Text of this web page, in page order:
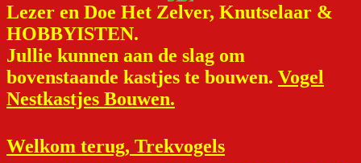
Lezer en Doe Het Zelver, Knutselaar &
HOBBYISTEN.
Jullie kunnen aan de slag om
bovenstaande kastjes te bouwen. Vogel
Nestkastjes Bouwen.
Welkom terug, Trekvogels